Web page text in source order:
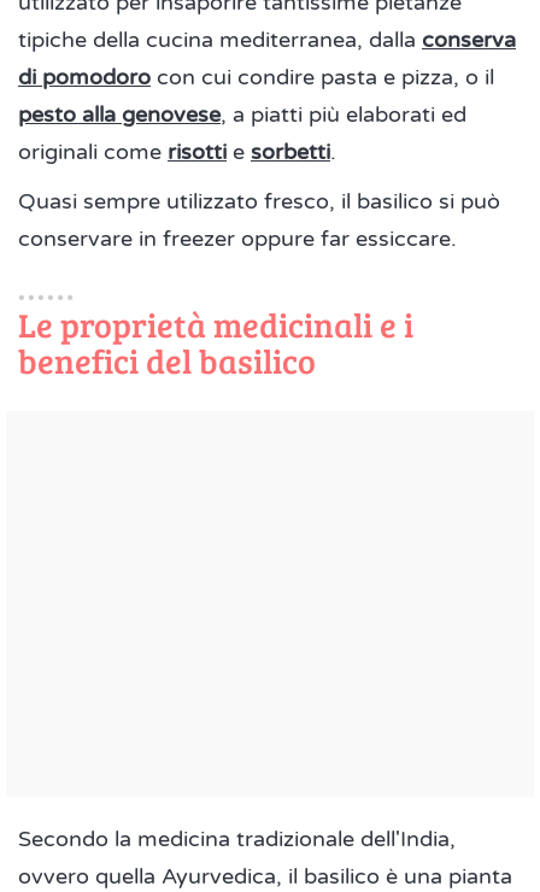
tipiche della cucina mediterranea, dalla conserva
di pomodoro con cui condire pasta e pizza, o il
pesto alla genovese, a piatti più elaborati ed
originali come risotti e sorbetti.
Quasi sempre utilizzato fresco, il basilico si può
conservare in freezer oppure far essiccare.
Le proprietà medicinali e i
benefici del basilico
Secondo la medicina tradizionale dell'India,
ovvero quella Ayurvedica, il basilico è una pianta